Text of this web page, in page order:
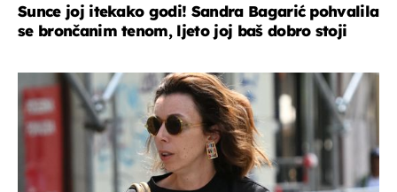
Sunce joj itekako godi! Sandra Bagarić pohvalila
se brončanim tenom, ljeto joj baš dobro stoji